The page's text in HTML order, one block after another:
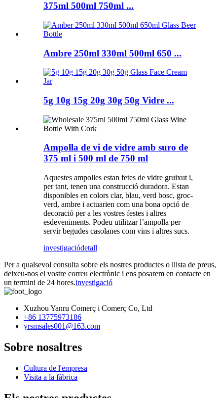
375ml 500ml 750ml ...
Ambre 250ml 330ml 500ml 650 ...
5g 10g 15g 20g 30g 50g Vidre ...
Ampolla de vi de vidre amb suro de
375 ml i 500 ml de 750 ml
Aquestes ampolles estan fetes de vidre gruixut i,
per tant, tenen una construcció duradora. Estan
disponibles en colors clar, blau, verd bosc, groc-
verd, ambre i actuarien com una bona opció de
decoració per a les vostres festes i altres
esdeveniments. Podeu utilitzar l’ampolla per
servir begudes casolanes com vins i altres sucs.
investigaciódetall
Per a qualsevol consulta sobre els nostres productes o llista de preus,
deixeu-nos el vostre correu electrònic i ens posarem en contacte en
un termini de 24 hores.investigació
Xuzhou Yanru Comerç i Comerç Co, Ltd
+86 13775973186
yrsmsales001@163.com
Sobre nosaltres
Cultura de l'empresa
Visita a la fàbrica